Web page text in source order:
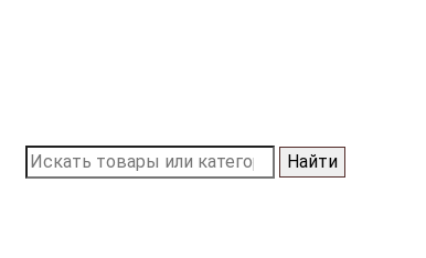
Найти